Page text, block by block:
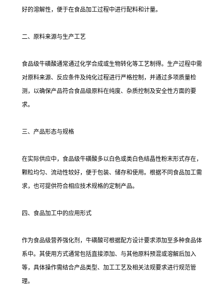
好的溶解性，便于在食品加工过程中进行配料和计量。
二、原料来源与生产工艺
食品级牛磺酸通常通过化学合成或生物转化等工艺制得。生产过程中需
对原料来源、反应条件及纯化过程进行严格控制，并通过多项质量检
测，以确保产品符合食品级原料在纯度、杂质控制及安全性方面的要
求。
三、产品形态与规格
在实际供应中，食品级牛磺酸多以白色或类白色结晶性粉末形式存在，
颗粒均匀、流动性较好，便于包装、储存和使用。根据不同食品加工需
求，也可提供符合相应技术规格的定制产品。
四、食品加工中的应用形式
作为食品级营养强化剂，牛磺酸可根据配方设计要求添加至多种食品体
系中。其使用方式通常包括直接添加、与其他原料预混或溶解后加入
等，具体操作需结合产品类型、加工工艺及相关法规要求进行规范管
理。